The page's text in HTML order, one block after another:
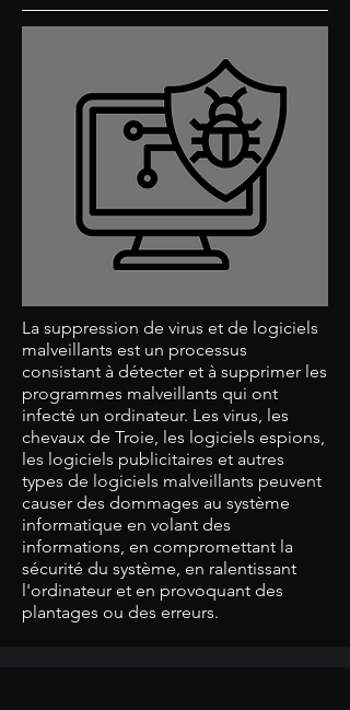
La suppression de virus et de logiciels
malveillants est un processus
consistant à détecter et à supprimer les
programmes malveillants qui ont
infecté un ordinateur. Les virus, les
chevaux de Troie, les logiciels espions,
les logiciels publicitaires et autres
types de logiciels malveillants peuvent
causer des dommages au système
informatique en volant des
informations, en compromettant la
sécurité du système, en ralentissant
l'ordinateur et en provoquant des
plantages ou des erreurs.